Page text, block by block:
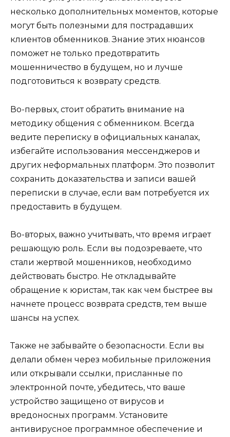
несколько дополнительных моментов, которые
могут быть полезными для пострадавших
клиентов обменников. Знание этих нюансов
поможет не только предотвратить
мошенничество в будущем, но и лучше
подготовиться к возврату средств.
Во-первых, стоит обратить внимание на
методику общения с обменником. Всегда
ведите переписку в официальных каналах,
избегайте использования мессенджеров и
других неформальных платформ. Это позволит
сохранить доказательства и записи вашей
переписки в случае, если вам потребуется их
предоставить в будущем.
Во-вторых, важно учитывать, что время играет
решающую роль. Если вы подозреваете, что
стали жертвой мошенников, необходимо
действовать быстро. Не откладывайте
обращение к юристам, так как чем быстрее вы
начнете процесс возврата средств, тем выше
шансы на успех.
Также не забывайте о безопасности. Если вы
делали обмен через мобильные приложения
или открывали ссылки, присланные по
электронной почте, убедитесь, что ваше
устройство защищено от вирусов и
вредоносных программ. Установите
антивирусное программное обеспечение и